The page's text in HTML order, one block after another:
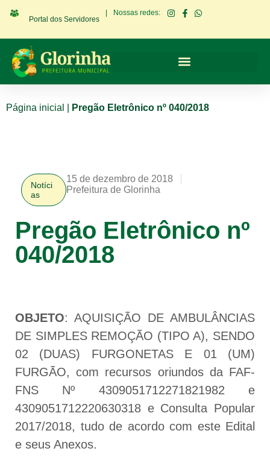
Portal dos Servidores
Nossas redes:
Página inicial Pregão Eletrônico nº 040/2018
Notíci
as
15 de dezembro de 2018
Prefeitura de Glorinha
Pregão Eletrônico nº
040/2018
OBJETO: AQUISIÇÃO DE AMBULÂNCIAS
DE SIMPLES REMOÇÃO (TIPO A), SENDO
02 (DUAS) FURGONETAS E 01 (UM)
FURGÃO, com recursos oriundos da FAF-
FNS Nº 4309051712271821982 e
4309051712220630318 e Consulta Popular
2017/2018, tudo de acordo com este Edital
e seus Anexos.